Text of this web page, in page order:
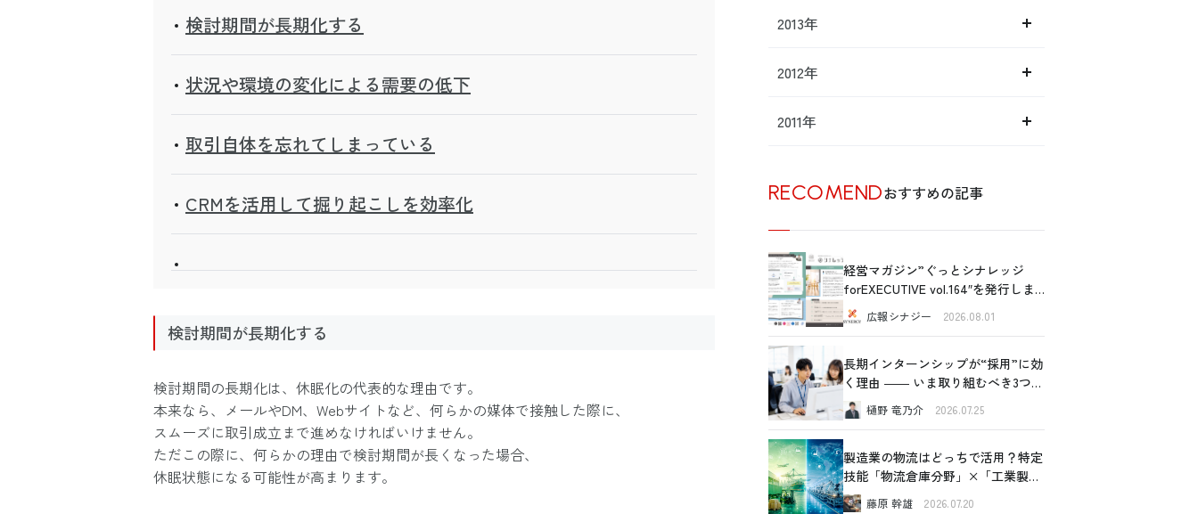
検討期間が長期化する
状況や環境の変化による需要の低下
取引自体を忘れてしまっている
CRMを活用して掘り起こしを効率化
検討期間が長期化する
検討期間の長期化は、休眠化の代表的な理由です。
本来なら、メールやDM、Webサイトなど、何らかの媒体で接触した際に、
スムーズに取引成立まで進めなければいけません。
ただこの際に、何らかの理由で検討期間が長くなった場合、
休眠状態になる可能性が高まります。
2013年
2012年
2011年
RECOMENDおすすめの記事
経営マガジン”ぐっとシナレッジ
forEXECUTIVE vol.164″を発行しま
した！広報シナジー 2026.08.01
長期インターンシップが“採用”に効
く理由 ―― いま取り組むべき3つの
価値 樋野 竜乃介 2026.07.25
製造業の物流はどっちで活用？特定
技能「物流倉庫分野」×「工業製品
製造分野」比較ガイド
藤原 幹雄 2026.07.20